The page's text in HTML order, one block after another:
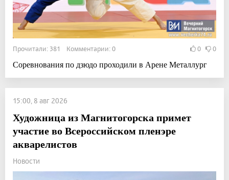
Прочитали: 381 Комментарии: 0 0 0
Соревнования по дзюдо проходили в Арене Металлург
15:00, 8 авг 2026
Художница из Магнитогорска примет
участие во Всероссийском пленэре
акварелистов
Новости